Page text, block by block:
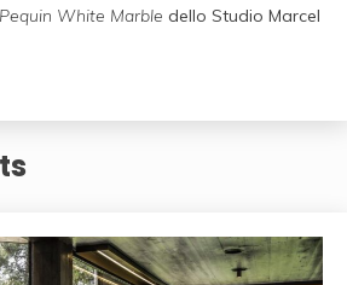
White Marble dello Studio Marcel